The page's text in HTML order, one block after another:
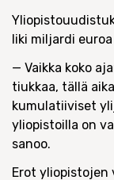
liki miljardi
— Vaikka koko
tiukkaa, tällä
kumulatiiviset
yliopistoilla on
sanoo.
Erot yliopistojen